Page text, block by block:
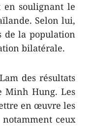
en soulignant le
Selon lui,
de la population
bilatérale.
des résultats
Minh Hung. Les
en œuvre les
ceux